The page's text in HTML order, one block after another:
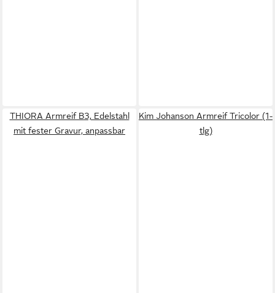
THIORA Armreif B3, Edelstahl
mit fester Gravur, anpassbar
Kim Johanson Armreif Tricolor (1-
tlg)